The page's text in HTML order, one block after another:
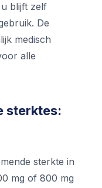
blijft zelf
De
medisch
alle
sterktes:
sterkte in
mg of 800 mg